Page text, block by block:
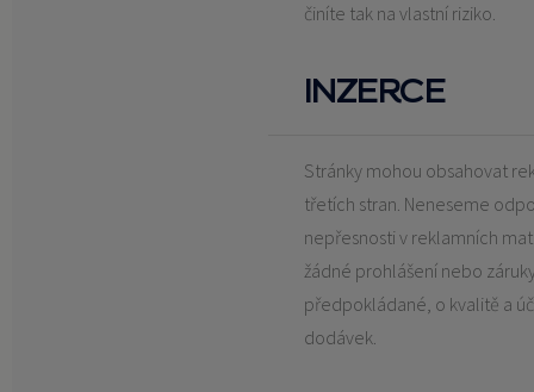
činíte tak na vlastní riziko.
INZERCE
Stránky mohou obsahovat
třetích stran. Neneseme
nepřesnosti v reklamních
žádné prohlášení nebo
předpokládané, o kvalitě a
dodávek.